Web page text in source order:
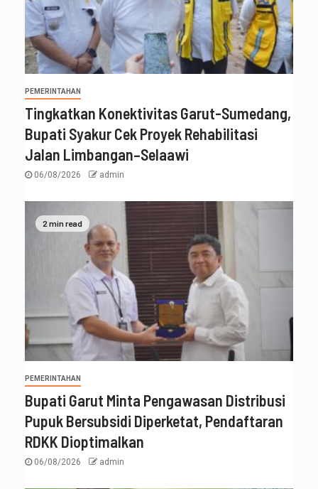
PEMERINTAHAN
Tingkatkan Konektivitas Garut-Sumedang,
Bupati Syakur Cek Proyek Rehabilitasi
Jalan Limbangan–Selaawi
06/08/2026 admin
2 min read
PEMERINTAHAN
Bupati Garut Minta Pengawasan Distribusi
Pupuk Bersubsidi Diperketat, Pendaftaran
RDKK Dioptimalkan
06/08/2026 admin